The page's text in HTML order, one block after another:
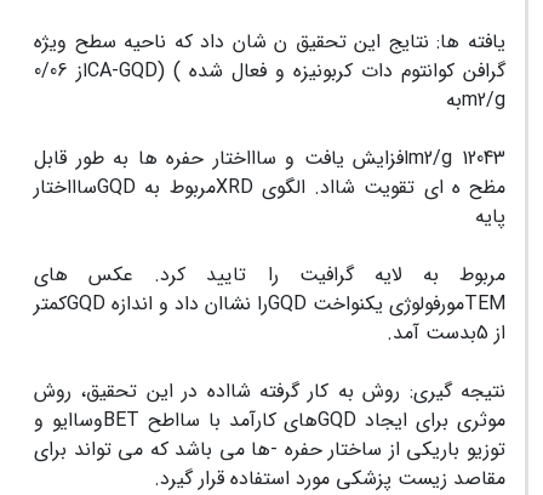
یافته ها: نتایج این تحقیق ن شان داد که ناحیه سطح ویژه
گرافن کوانتوم دات کربونیزه و فعال شده ) (CA-GQD
از 0/06
m2/g
به
12043
m2/g
افزایش یافت و ساااختار حفره ها به طور قابل
مظح ه ای تقویت شااد. الگویXRDمربوط به GQDساااختار
پایه
مربوط به لایه گرافیت را تایید کرد. عکس های
TEMمورفولوژی یکنواخت GQDرا نشاان داد و اندازه GQDکمتر
از 5بدست آمد.
نتیجه گیری: روش به کار گرفته شااده در این تحقیق، روش
موثری برای ایجاد GQDهای کارآمد با سااطح BETوساایو و
توزیو باریکی از ساختار حفره -ها می باشد که می تواند برای
مقاصد زیست پزشکی مورد استفاده قرار گیرد.